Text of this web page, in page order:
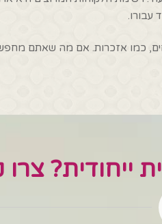
עבורו.
כמו אזכרות. אם מה שאתם מחפשים
ייחודית?